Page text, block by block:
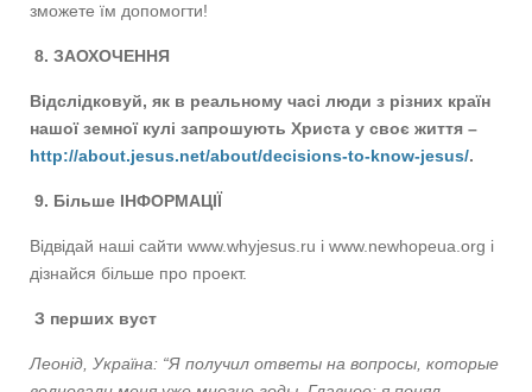
зможете їм допомогти!
8. ЗАОХОЧЕННЯ
Відслідковуй, як в реальному часі люди з різних країн
нашої земної кулі запрошують Христа у своє життя –
http://about.jesus.net/about/decisions-to-know-jesus/.
9. Більше ІНФОРМАЦІЇ
Відвідай наші сайти www.whyjesus.ru і www.newhopeua.org і
дізнайся більше про проект.
З перших вуст
Леонід, Україна: “Я получил ответы на вопросы, которые